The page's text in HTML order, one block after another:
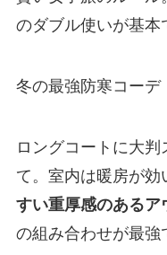
のダブル使いが基本
冬の最強防寒コーデ
ロングコートに大
て。室内は暖房が効
すい重厚感のあるア
の組み合わせが最強